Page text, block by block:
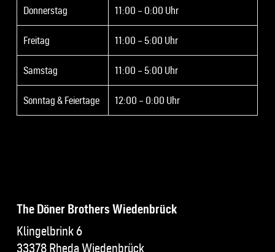
Donnerstag 11:00 – 0:00 Uhr
Freitag 11:00 – 5:00 Uhr
Samstag 11:00 – 5:00 Uhr
Sonntag & Feiertage 12:00 – 0:00 Uhr
The Döner Brothers Wiedenbrück
Klingelbrink 6
33378 Rheda Wiedenbrück